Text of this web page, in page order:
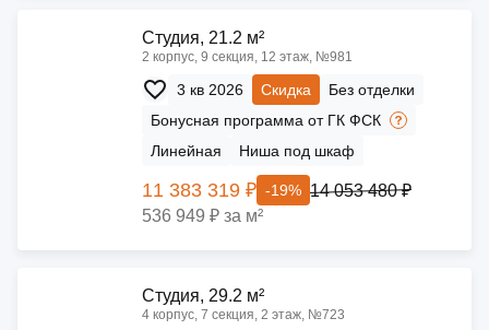
Cтудия, 21.2 м²
2 корпус, 9 секция, 12 этаж, №981
3 кв 2026 Скидка
Без отделки
Бонусная программа от ГК ФСК
Линейная
Ниша под шкаф
11 383 319 ₽ -19% 14 053 480 ₽
536 949 ₽ за м²
Cтудия, 29.2 м²
4 корпус, 7 секция, 2 этаж, №723